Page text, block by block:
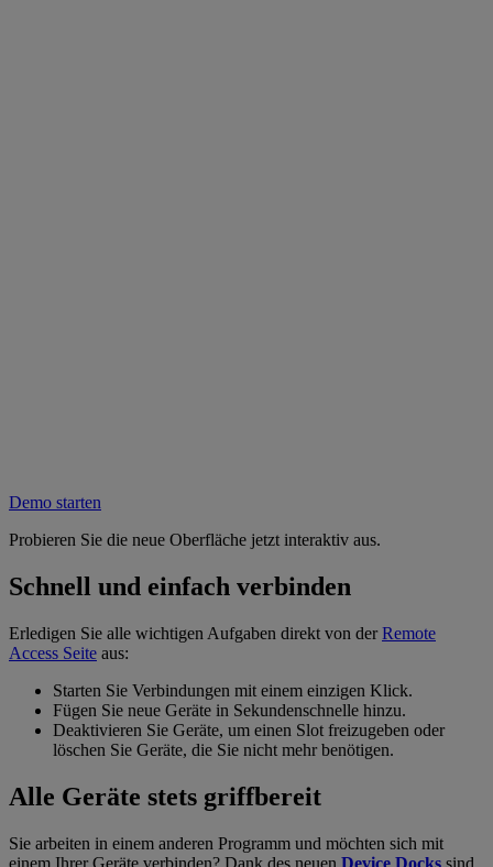
Demo starten
Probieren Sie die neue Oberfläche jetzt interaktiv aus.
Schnell und einfach verbinden
Erledigen Sie alle wichtigen Aufgaben direkt von derRemote
Access Seite aus:
Starten Sie Verbindungen mit einem einzigen Klick.
Fügen Sie neue Geräte in Sekundenschnelle hinzu.
Deaktivieren Sie Geräte, um einen Slot freizugeben oder
löschen Sie Geräte, die Sie nicht mehr benötigen.
Alle Geräte stets griffbereit
Sie arbeiten in einem anderen Programm und möchten sich mit
einem Ihrer Geräte verbinden? Dank des neuen Device Docks sind